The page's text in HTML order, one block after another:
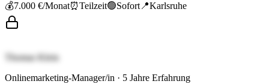
💰7.000 €/Monat⏰Teilzeit🟢Sofort 📍Karlsruhe
Thomas Klein
Onlinemarketing-Manager/in · 5 Jahre Erfahrung